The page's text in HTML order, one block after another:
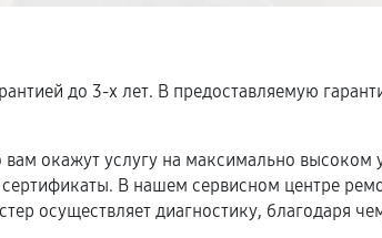
до 3-х лет. В предоставляемую
окажут услугу на максимально высоком
В нашем сервисном центре
осуществляет диагностику, благодаря